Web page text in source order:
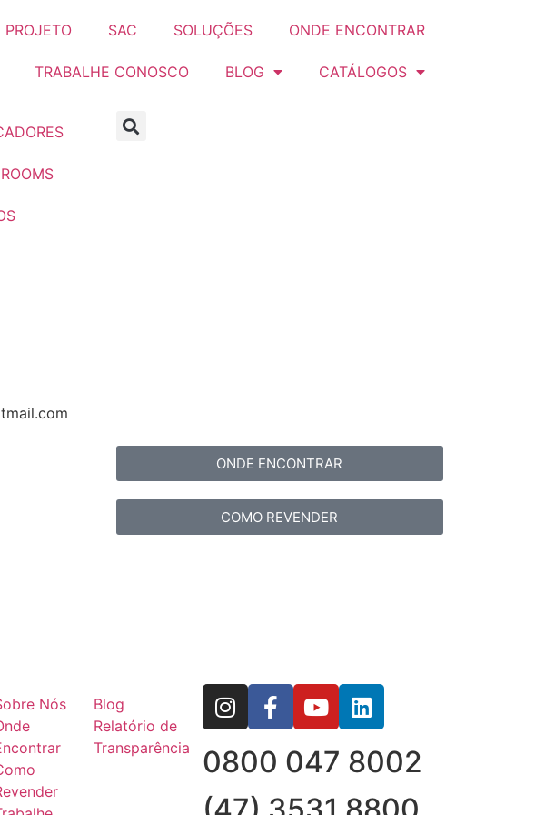
PROJETO SAC SOLUÇÕES ONDE ENCONTRAR
TRABALHE CONOSCO BLOG CATÁLOGOS
ONDE ENCONTRAR
COMO REVENDER
Nós
Blog
Relatório de
Transparência
0800 047 8002